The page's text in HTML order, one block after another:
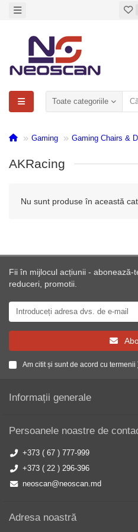
Toate categoriile
Gaming Gaming Chairs &
AKRacing
Nu sunt produse în această
Fii în mijlocul acțiunii - abonează-
reduceri, promotii.
Am citit și sunt de acord cu termenii
Informații generale
Persoanele noastre de
+373 ( 67 ) 777-999
+373 ( 22 ) 296-396
neoscan@neoscan.md
Adresa noastră